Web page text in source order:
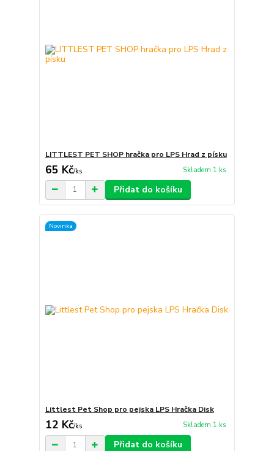
LITTLEST PET SHOP hračka pro LPS Hrad z písku
65 Kč/ks Skladem 1 ks
Přidat do košíku
Novinka
Littlest Pet Shop pro pejska LPS Hračka Disk
12 Kč/ks Skladem 1 ks
Přidat do košíku